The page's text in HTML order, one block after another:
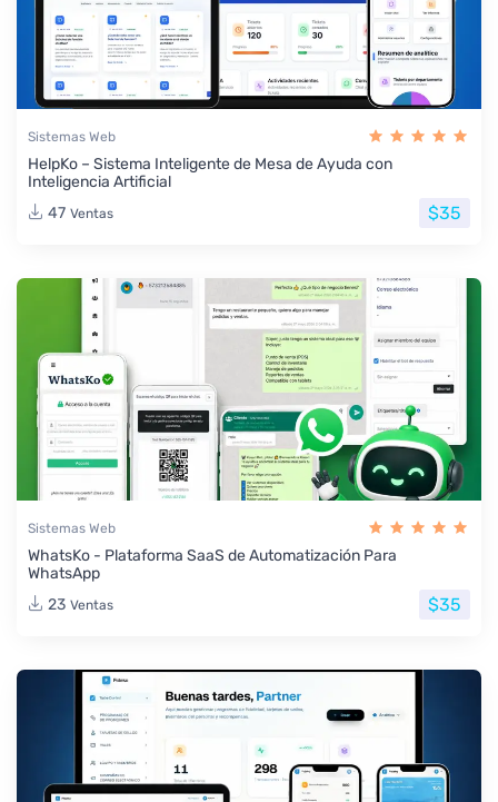
Sistemas Web
HelpKo – Sistema Inteligente de Mesa de Ayuda con
Inteligencia Artificial
47 Ventas $35
Sistemas Web
WhatsKo - Plataforma SaaS de Automatización Para
WhatsApp
23 Ventas $35